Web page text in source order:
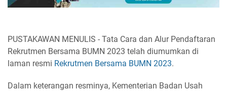
PUSTAKAWAN MENULIS - Tata Cara dan Alur Pendaftaran
Rekrutmen Bersama BUMN 2023 telah diumumkan di
laman resmi Rekrutmen Bersama BUMN 2023.
Dalam keterangan resminya, Kementerian Badan Usah